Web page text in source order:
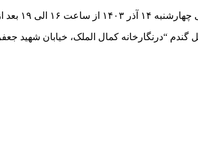
“درنگارخانه کمال الملک، خیابان شهید